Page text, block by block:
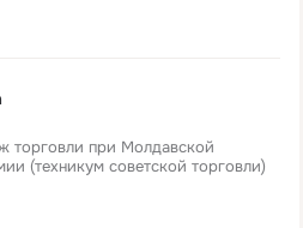
торговли при Молдавской
(техникум советской торговли)